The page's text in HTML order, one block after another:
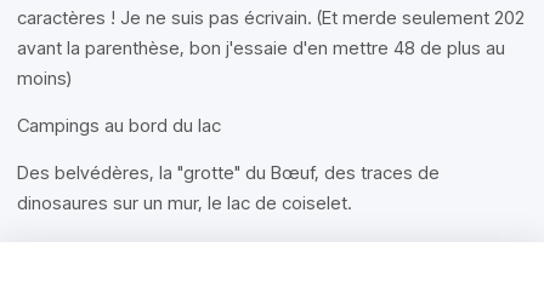
caractères ! Je ne suis pas écrivain. (Et merde seulement 202
avant la parenthèse, bon j'essaie d'en mettre 48 de plus au
moins)
Campings au bord du lac
Des belvédères, la "grotte" du Bœuf, des traces de
dinosaures sur un mur, le lac de coiselet.